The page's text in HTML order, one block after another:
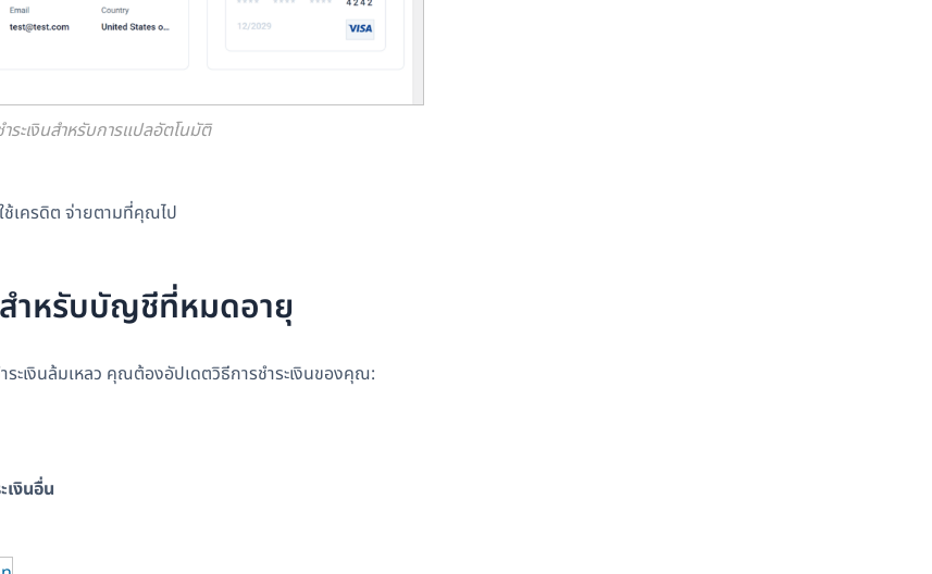
ระเงินสำหรับการแปลอัตโนมัติ
ช้เครดิต จ่ายตามที่คุณไป
สำหรับบัญชีที่หมดอายุ
เงินล้มเหลว คุณต้องอัปเดตวิธีการชำระเงินของคุณ:
เงินอื่น